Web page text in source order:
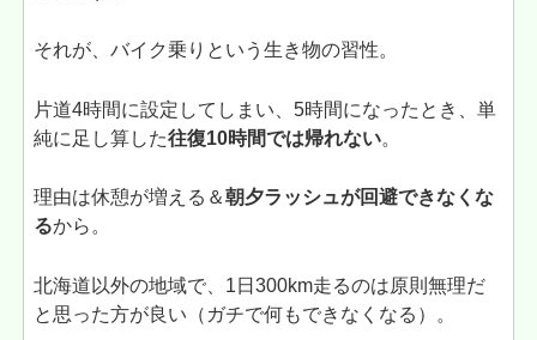
それが、バイク乗りという生き物の習性。
片道4時間に設定してしまい、5時間になったとき、単
純に足し算した往復10時間では帰れない。
理由は休憩が増える＆朝夕ラッシュが回避できなくな
るから。
北海道以外の地域で、1日300km走るのは原則無理だ
と思った方が良い（ガチで何もできなくなる）。